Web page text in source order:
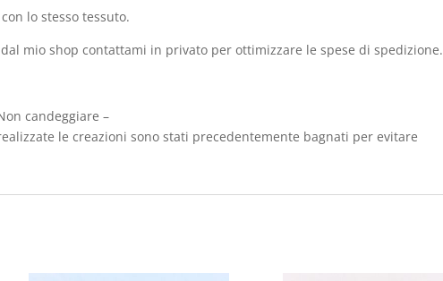
lo stesso tessuto.
mio shop contattami in privato per ottimizzare le spese di spedizione.
candeggiare –
le creazioni sono stati precedentemente bagnati per evitare